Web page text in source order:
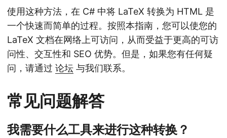
使用这种方法，在 C# 中将 LaTeX 转换为 HTML 是
一个快速而简单的过程。按照本指南，您可以使您的
LaTeX 文档在网络上可访问，从而受益于更高的可访
问性、交互性和 SEO 优势。但是，如果您有任何疑
问，请通过 论坛 与我们联系。
常见问题解答
我需要什么工具来进行这种转换？